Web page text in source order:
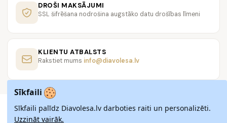
DROŠI MAKSĀJUMI
SSL šifrēšana nodrošina augstāko datu drošības līmeni
KLIENTU ATBALSTS
Rakstiet mums info@diavolesa.lv
Sīkfaili
Sīkfaili palīdz Diavolesa.lv darboties raiti un personalizēti.
Uzzināt vairāk.